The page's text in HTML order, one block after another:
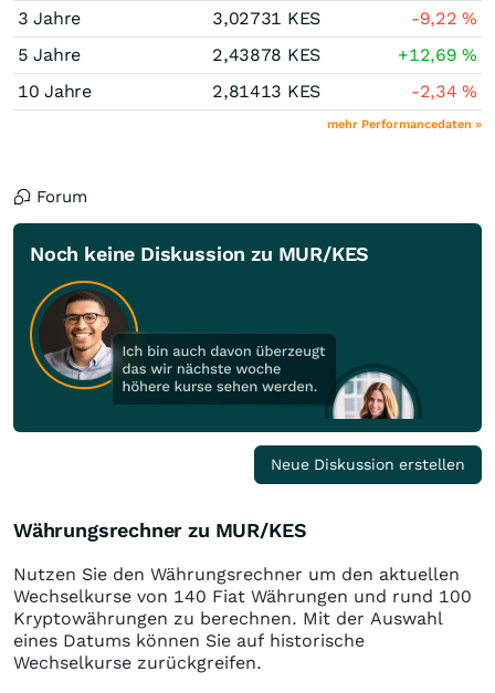
3 Jahre 3,02731 KES -9,22%
5 Jahre
2,43878 KES +12,69%
10 Jahre
2,81413 KES -2,34%
mehr Performancedaten »
Forum
Noch keine Diskussion zu MUR/KES
Neue Diskussion erstellen
Währungsrechner zu MUR/KES
Nutzen Sie den Währungsrechner um den aktuellen
Wechselkurse von 140 Fiat Währungen und rund 100
Kryptowährungen zu berechnen. Mit der Auswahl
eines Datums können Sie auf historische
Wechselkurse zurückgreifen.